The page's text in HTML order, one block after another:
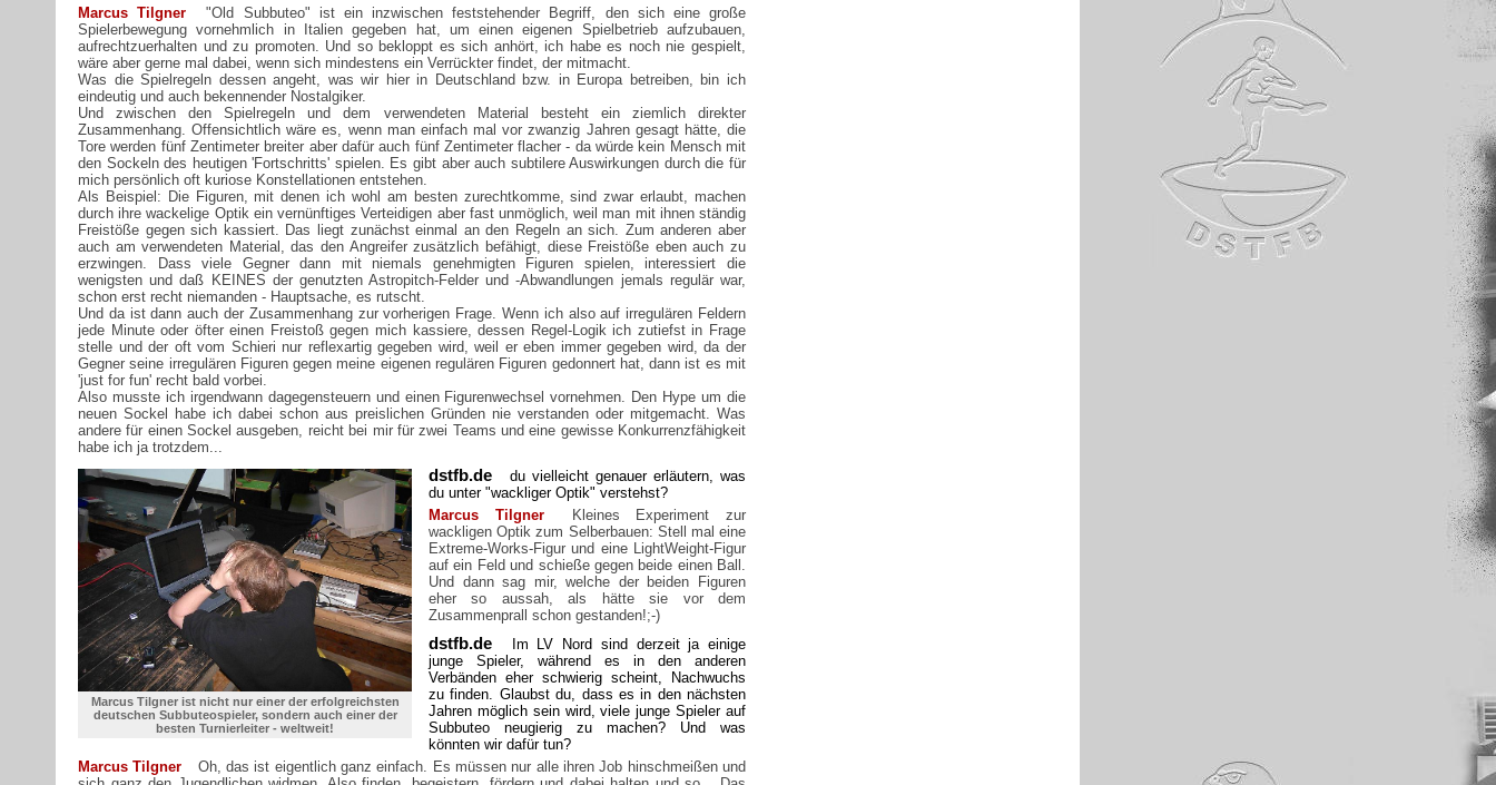
Marcus Tilgner
"Old Subbuteo" ist ein inzwischen feststehender Begriff, den sich eine große
Spielerbewegung vornehmlich in Italien gegeben hat, um einen eigenen Spielbetrieb aufzubauen,
aufrechtzuerhalten und zu promoten. Und so bekloppt es sich anhört, ich habe es noch nie gespielt,
wäre aber gerne mal dabei, wenn sich mindestens ein Verrückter findet, der mitmacht.
Was die Spielregeln dessen angeht, was wir hier in Deutschland bzw. in Europa betreiben, bin ich
eindeutig und auch bekennender Nostalgiker.
Und zwischen den Spielregeln und dem verwendeten Material besteht ein ziemlich direkter
Zusammenhang. Offensichtlich wäre es, wenn man einfach mal vor zwanzig Jahren gesagt hätte, die
Tore werden fünf Zentimeter breiter aber dafür auch fünf Zentimeter flacher - da würde kein Mensch mit
den Sockeln des heutigen 'Fortschritts' spielen. Es gibt aber auch subtilere Auswirkungen durch die für
mich persönlich oft kuriose Konstellationen entstehen.
Als Beispiel: Die Figuren, mit denen ich wohl am besten zurechtkomme, sind zwar erlaubt, machen
durch ihre wackelige Optik ein vernünftiges Verteidigen aber fast unmöglich, weil man mit ihnen ständig
Freistöße gegen sich kassiert. Das liegt zunächst einmal an den Regeln an sich. Zum anderen aber
auch am verwendeten Material, das den Angreifer zusätzlich befähigt, diese Freistöße eben auch zu
erzwingen. Dass viele Gegner dann mit niemals genehmigten Figuren spielen, interessiert die
wenigsten und daß KEINES der genutzten Astropitch-Felder und -Abwandlungen jemals regulär war,
schon erst recht niemanden - Hauptsache, es rutscht.
Und da ist dann auch der Zusammenhang zur vorherigen Frage. Wenn ich also auf irregulären Feldern
jede Minute oder öfter einen Freistoß gegen mich kassiere, dessen Regel-Logik ich zutiefst in Frage
stelle und der oft vom Schieri nur reflexartig gegeben wird, weil er eben immer gegeben wird, da der
Gegner seine irregulären Figuren gegen meine eigenen regulären Figuren gedonnert hat, dann ist es mit
'just for fun' recht bald vorbei.
Also musste ich irgendwann dagegensteuern und einen Figurenwechsel vornehmen. Den Hype um die
neuen Sockel habe ich dabei schon aus preislichen Gründen nie verstanden oder mitgemacht. Was
andere für einen Sockel ausgeben, reicht bei mir für zwei Teams und eine gewisse Konkurrenzfähigkeit
habe ich ja trotzdem...
Marcus Tilgner ist nicht nur einer der erfolgreichsten
deutschen Subbuteospieler, sondern auch einer der
besten Turnierleiter - weltweit!
dstfb.de
du vielleicht genauer erläutern, was
du unter "wackliger Optik" verstehst?
Marcus Tilgner
Kleines Experiment zur
wackligen Optik zum Selberbauen: Stell mal eine
Extreme-Works-Figur und eine LightWeight-Figur
auf ein Feld und schieße gegen beide einen Ball.
Und dann sag mir, welche der beiden Figuren
eher so aussah, als hätte sie vor dem
Zusammenprall schon gestanden!;-)
dstfb.de
Im LV Nord sind derzeit ja einige
junge Spieler, während es in den anderen
Verbänden eher schwierig scheint, Nachwuchs
zu finden. Glaubst du, dass es in den nächsten
Jahren möglich sein wird, viele junge Spieler auf
Subbuteo neugierig zu machen? Und was
könnten wir dafür tun?
Marcus Tilgner
Oh, das ist eigentlich ganz einfach. Es müssen nur alle ihren Job hinschmeißen und